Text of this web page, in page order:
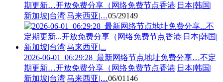
期更新…开放免费分享（网络免费节点香港|日本|韩国|
新加坡|台湾|马来西亚|…05/29149
2026-06-01_06:29:28_最新网络节点地址免费分享…不定
期更新…开放免费分享（网络免费节点香港|日本|韩国|
新加坡|台湾|马来西亚|…06/01 146